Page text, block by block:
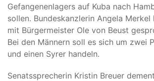
Gefangenenlagers auf Kuba nach
sollen. Bundeskanzlerin Angela
mit Bürgermeister Ole von Beust
Bei den Männern soll es sich um zwei
und einen Syrer handeln.
Senatssprecherin Kristin Breuer